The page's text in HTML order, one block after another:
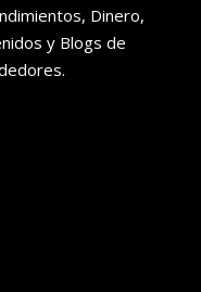
Dinero,
y Blogs de